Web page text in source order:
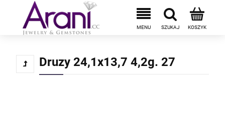
Druzy 24,1x13,7 4,2g. 27